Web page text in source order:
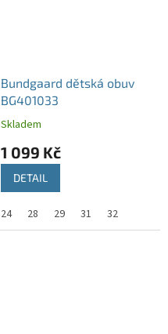
34 36 37 38
Bundgaard dětská obuv
BG401033
Skladem
1 099 Kč
DETAIL
24 28 29 31 32